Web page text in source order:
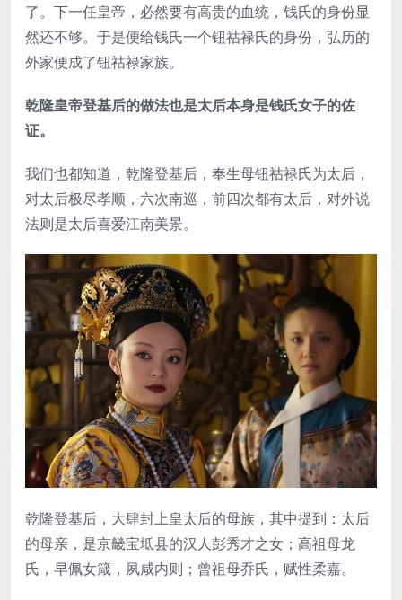
了。下一任皇帝，必然要有高贵的血统，钱氏的身份显
然还不够。于是便给钱氏一个钮祜禄氏的身份，弘历的
外家便成了钮祜禄家族。
乾隆皇帝登基后的做法也是太后本身是钱氏女子的佐
证。
我们也都知道，乾隆登基后，奉生母钮祜禄氏为太后，
对太后极尽孝顺，六次南巡，前四次都有太后，对外说
法则是太后喜爱江南美景。
乾隆登基后，大肆封上皇太后的母族，其中提到：太后
的母亲，是京畿宝坻县的汉人彭秀才之女；高祖母龙
氏，早佩女箴，夙咸内则；曾祖母乔氏，赋性柔嘉。